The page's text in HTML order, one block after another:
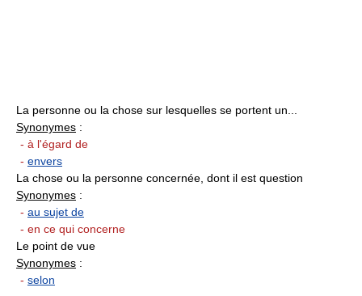
La personne ou la chose sur lesquelles se portent un...
Synonymes :
- à l'égard de
- envers
La chose ou la personne concernée, dont il est question
Synonymes :
- au sujet de
- en ce qui concerne
Le point de vue
Synonymes :
- selon